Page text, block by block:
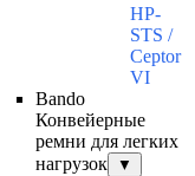
HP-
STS /
Ceptor
VI
Bando
Конвейерные
ремни для легких
нагрузок
▼